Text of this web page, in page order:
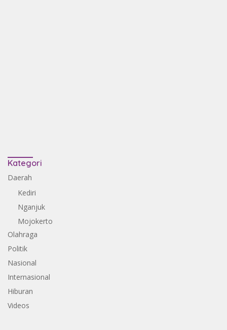
Kategori
Daerah
Kediri
Nganjuk
Mojokerto
Olahraga
Politik
Nasional
Internasional
Hiburan
Videos